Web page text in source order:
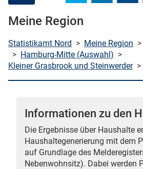
Meine Region
Statistikamt Nord > Meine Region >
> Hamburg-Mitte (Auswahl) >
Kleiner Grasbrook und Steinwerder >
Informationen zu den
Die Ergebnisse über Haushalte
Haushaltegenerierung mit dem
auf Grundlage des
Nebenwohnsitz). Dabei werden